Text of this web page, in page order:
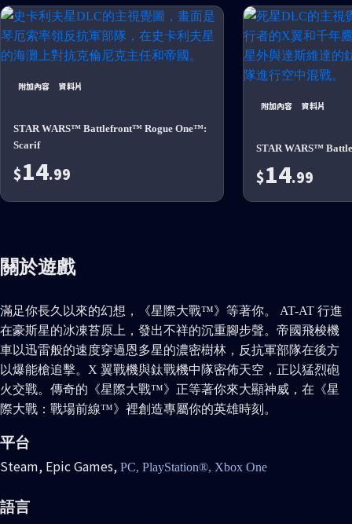
附加內容 資料片
STAR WARS™ Battlefront™ Rogue One™:
Scarif
$14.99
附加內容 資料片
STAR WARS™
$14.99
關於遊戲
滿足你長久以來的幻想，《星際大戰™》等著你。 AT-AT 行進
在豪斯星的冰凍苔原上，發出不祥的沉重腳步聲。帝國飛梭機
車以迅雷般的速度穿過恩多星的濃密樹林，反抗軍部隊在後方
以爆能槍追擊。X 翼戰機與鈦戰機中隊密佈天空，正以猛烈砲
火交戰。傳奇的《星際大戰™》正等著你來大顯神威，在《星
際大戰：戰場前線™》裡創造專屬你的英雄時刻。
平台
Steam, Epic Games, PC, PlayStation®, Xbox One
語言